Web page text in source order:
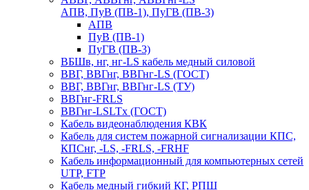
АПВ, ПуВ (ПВ-1), ПуГВ (ПВ-3)
АПВ
ПуВ (ПВ-1)
ПуГВ (ПВ-3)
ВБШв, нг, нг-LS кабель медный силовой
ВВГ, ВВГнг, ВВГнг-LS (ГОСТ)
ВВГ, ВВГнг, ВВГнг-LS (ТУ)
ВВГнг-FRLS
ВВГнг-LSLTx (ГОСТ)
Кабель видеонаблюдения КВК
Кабель для систем пожарной сигнализации КПС,
КПСнг, -LS, -FRLS, -FRHF
Кабель информационный для компьютерных сетей
UTP, FTP
Кабель медный гибкий КГ, РПШ